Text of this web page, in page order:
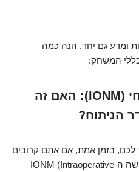
ומדע גם יחד. הנה כמה
המשחק:
א. ניטור עצבי תוך ניתוחי (IONM): האם זה
הניתוח?
לכם, בזמן אמת, אם אתם קרובים
מדי לעצב רגיש. זה בדיוק מה שעושה ה-IONM (Intraoperative